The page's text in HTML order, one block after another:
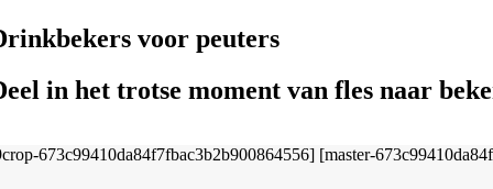
voor peuters
in het trotse moment van fles naar